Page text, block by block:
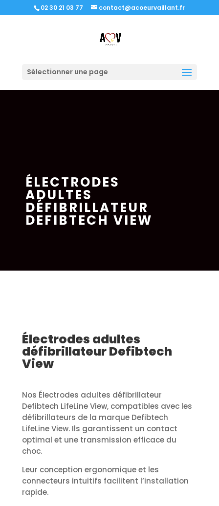
02 30 21 03 77 contact@acoeurvaillant.fr
Sélectionner une page
ÉLECTRODES
ADULTES
DÉFIBRILLATEUR
DEFIBTECH VIEW
Électrodes adultes
défibrillateur Defibtech
View
Nos Électrodes adultes défibrillateur
Defibtech LifeLine View, compatibles avec les
défibrillateurs de la marque Defibtech
LifeLine View. Ils garantissent un contact
optimal et une transmission efficace du
choc.
Leur conception ergonomique et les
connecteurs intuitifs facilitent l’installation
rapide.